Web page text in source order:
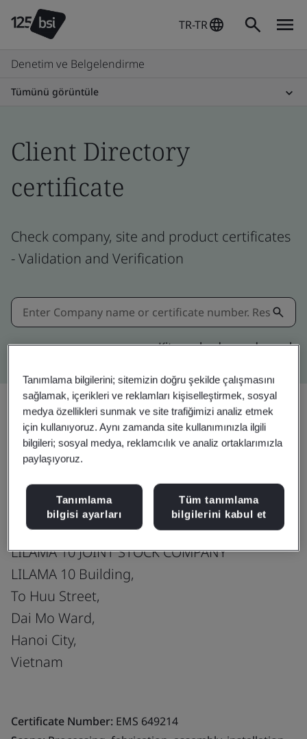
TR-TR
Denetim ve Belgelendirme
Tümünü görüntüle
Client Directory
certificate
Check company, site and product certificates
- Validation and Verification
Kitemark advanced search
Paylaşın:
ISO 14001:2015
LILAMA 10 JOINT STOCK COMPANY
LILAMA 10 Building,
To Huu Street,
Dai Mo Ward,
Hanoi City,
Vietnam
Certificate Number: EMS 649214
Tanımlama bilgilerini; sitemizin doğru şekilde çalışmasını
sağlamak, içerikleri ve reklamları kişiselleştirmek, sosyal
medya özellikleri sunmak ve site trafiğimizi analiz etmek
için kullanıyoruz. Aynı zamanda site kullanımınızla ilgili
bilgileri; sosyal medya, reklamcılık ve analiz ortaklarımızla
paylaşıyoruz.
Tanımlama
bilgisi ayarları
Tüm tanımlama
bilgilerini kabul et